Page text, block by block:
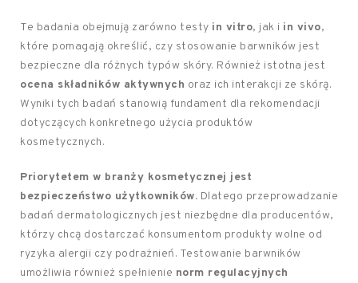
Te badania obejmują zarówno testy in vitro, jak i in vivo,
które pomagają określić, czy stosowanie barwników jest
bezpieczne dla różnych typów skóry. Również istotna jest
ocena składników aktywnych oraz ich interakcji ze skórą.
Wyniki tych badań stanowią fundament dla rekomendacji
dotyczących konkretnego użycia produktów
kosmetycznych.
Priorytetem w branży kosmetycznej jest
bezpieczeństwo użytkowników. Dlatego przeprowadzanie
badań dermatologicznych jest niezbędne dla producentów,
którzy chcą dostarczać konsumentom produkty wolne od
ryzyka alergii czy podrażnień. Testowanie barwników
umożliwia również spełnienie norm regulacyjnych